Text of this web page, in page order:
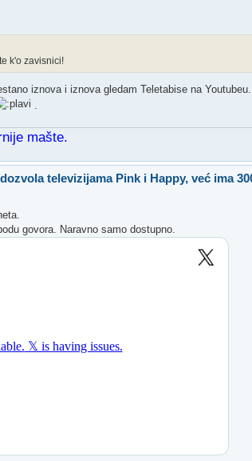
k'o zavisnici!
iznova i iznova gledam Teletabise na
.
mašte.
televizijama Pink i Happy, već ima
govora. Naravno samo dostupno.